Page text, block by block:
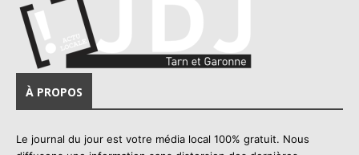
À PROPOS
Le journal du jour est votre média local 100% gratuit. Nous